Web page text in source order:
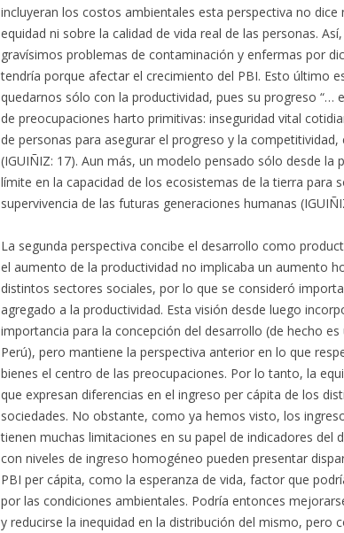
incluyeran los costos ambientales esta perspectiva no
equidad ni sobre la calidad de vida real de las personas.
gravísimos problemas de contaminación y enfermas por
tendría porque afectar el crecimiento del PBI. Esto último
quedarnos sólo con la productividad, pues su progreso “…
de preocupaciones harto primitivas: inseguridad vital
de personas para asegurar el progreso y la
(IGUIÑIZ: 17). Aun más, un modelo pensado sólo desde la
límite en la capacidad de los ecosistemas de la tierra para
supervivencia de las futuras generaciones humanas
La segunda perspectiva concibe el desarrollo como
el aumento de la productividad no implicaba un aumento
distintos sectores sociales, por lo que se consideró
agregado a la productividad. Esta visión desde luego
importancia para la concepción del desarrollo (de hecho
Perú), pero mantiene la perspectiva anterior en lo que
bienes el centro de las preocupaciones. Por lo tanto, la
que expresan diferencias en el ingreso per cápita de los
sociedades. No obstante, como ya hemos visto, los
tienen muchas limitaciones en su papel de indicadores del
con niveles de ingreso homogéneo pueden presentar
PBI per cápita, como la esperanza de vida, factor que
por las condiciones ambientales. Podría entonces
y reducirse la inequidad en la distribución del mismo, pero